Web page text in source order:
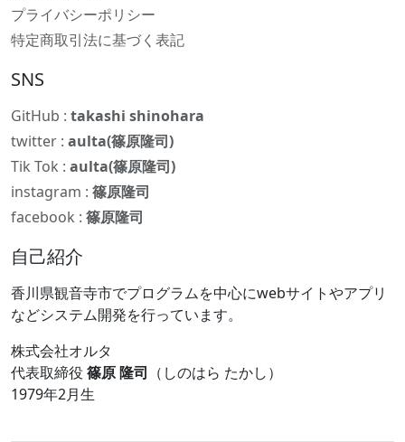
プライバシーポリシー
特定商取引法に基づく表記
SNS
GitHub : takashi shinohara
twitter : aulta(篠原隆司)
Tik Tok : aulta(篠原隆司)
instagram : 篠原隆司
facebook : 篠原隆司
自己紹介
香川県観音寺市でプログラムを中心にwebサイトやアプリ
などシステム開発を行っています。
株式会社オルタ
代表取締役 篠原 隆司 （しのはら たかし）
1979年2月生